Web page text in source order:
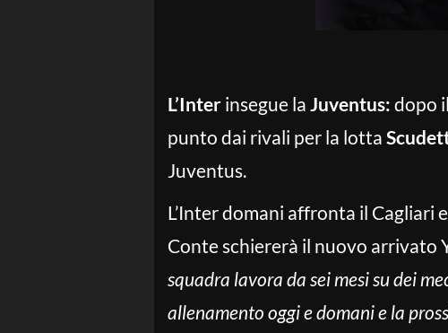
L’Inter insegue la Juventus: dopo
punto dai rivali per la lotta
Juventus.
L’Inter domani affronta il Cagliari
Conte schiererà il nuovo arrivato
squadra lavora da sei mesi su dei
allenamento oggi e domani e la